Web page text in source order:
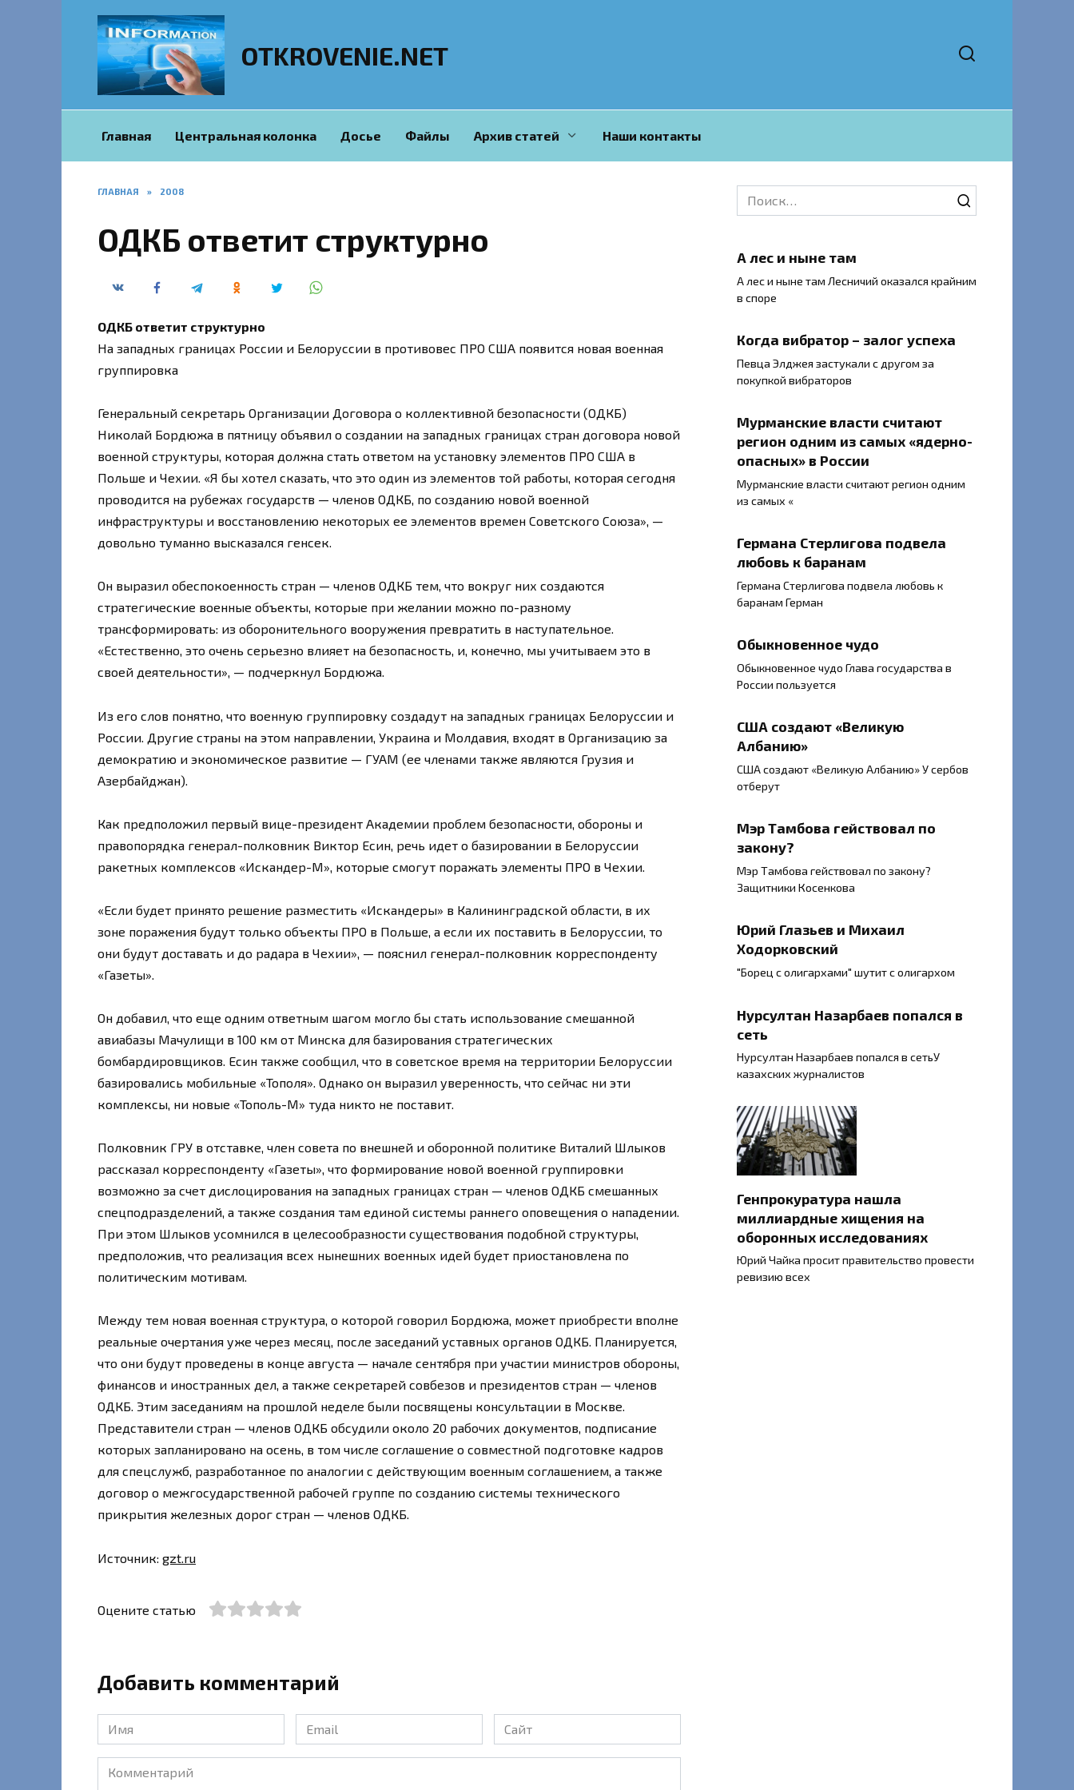
OTKROVENIE.NET
Главная Центральная колонка Досье Файлы Архив статей Наши контакты
ГЛАВНАЯ » 2008
ОДКБ ответит структурно
ОДКБ ответит структурно
На западных границах России и Белоруссии в противовес ПРО США появится новая военная
группировка
Генеральный секретарь Организации Договора о коллективной безопасности (ОДКБ)
Николай Бордюжа в пятницу объявил о создании на западных границах стран договора новой
военной структуры, которая должна стать ответом на установку элементов ПРО США в
Польше и Чехии. «Я бы хотел сказать, что это один из элементов той работы, которая сегодня
проводится на рубежах государств — членов ОДКБ, по созданию новой военной
инфраструктуры и восстановлению некоторых ее элементов времен Советского Союза», —
довольно туманно высказался генсек.
Он выразил обеспокоенность стран — членов ОДКБ тем, что вокруг них создаются
стратегические военные объекты, которые при желании можно по-разному
трансформировать: из оборонительного вооружения превратить в наступательное.
«Естественно, это очень серьезно влияет на безопасность, и, конечно, мы учитываем это в
своей деятельности», — подчеркнул Бордюжа.
Из его слов понятно, что военную группировку создадут на западных границах Белоруссии и
России. Другие страны на этом направлении, Украина и Молдавия, входят в Организацию за
демократию и экономическое развитие — ГУАМ (ее членами также являются Грузия и
Азербайджан).
Как предположил первый вице-президент Академии проблем безопасности, обороны и
правопорядка генерал-полковник Виктор Есин, речь идет о базировании в Белоруссии
ракетных комплексов «Искандер-М», которые смогут поражать элементы ПРО в Чехии.
«Если будет принято решение разместить «Искандеры» в Калининградской области, в их
зоне поражения будут только объекты ПРО в Польше, а если их поставить в Белоруссии, то
они будут доставать и до радара в Чехии», — пояснил генерал-полковник корреспонденту
«Газеты».
Он добавил, что еще одним ответным шагом могло бы стать использование смешанной
авиабазы Мачулищи в 100 км от Минска для базирования стратегических
бомбардировщиков. Есин также сообщил, что в советское время на территории Белоруссии
базировались мобильные «Тополя». Однако он выразил уверенность, что сейчас ни эти
комплексы, ни новые «Тополь-М» туда никто не поставит.
Полковник ГРУ в отставке, член совета по внешней и оборонной политике Виталий Шлыков
рассказал корреспонденту «Газеты», что формирование новой военной группировки
возможно за счет дислоцирования на западных границах стран — членов ОДКБ смешанных
спецподразделений, а также создания там единой системы раннего оповещения о нападении.
При этом Шлыков усомнился в целесообразности существования подобной структуры,
предположив, что реализация всех нынешних военных идей будет приостановлена по
политическим мотивам.
Между тем новая военная структура, о которой говорил Бордюжа, может приобрести вполне
реальные очертания уже через месяц, после заседаний уставных органов ОДКБ. Планируется,
что они будут проведены в конце августа — начале сентября при участии министров обороны,
финансов и иностранных дел, а также секретарей совбезов и президентов стран — членов
ОДКБ. Этим заседаниям на прошлой неделе были посвящены консультации в Москве.
Представители стран — членов ОДКБ обсудили около 20 рабочих документов, подписание
которых запланировано на осень, в том числе соглашение о совместной подготовке кадров
для спецслужб, разработанное по аналогии с действующим военным соглашением, а также
договор о межгосударственной рабочей группе по созданию системы технического
прикрытия железных дорог стран — членов ОДКБ.
Источник: gzt.ru
Оцените статью
Добавить комментарий
Имя
*
Email
*
Сайт
Комментарий
Search
for:
А лес и ныне там
А лес и ныне там Лесничий оказался крайним
в споре
Когда вибратор – залог успеха
Певца Элджея застукали с другом за
покупкой вибраторов
Мурманские власти считают
регион одним из самых «ядерно-
опасных» в России
Мурманские власти считают регион одним
из самых «
Германа Стерлигова подвела
любовь к баранам
Германа Стерлигова подвела любовь к
баранам Герман
Обыкновенное чудо
Обыкновенное чудо Глава государства в
России пользуется
США создают «Великую
Албанию»
США создают «Великую Албанию» У сербов
отберут
Мэр Тамбова гействовал по
закону?
Мэр Тамбова гействовал по закону?
Защитники Косенкова
Юрий Глазьев и Михаил
Ходорковский
"Борец с олигархами" шутит с олигархом
Нурсултан Назарбаев попался в
сеть
Нурсултан Назарбаев попался в сетьУ
казахских журналистов
Генпрокуратура нашла
миллиардные хищения на
оборонных исследованиях
Юрий Чайка просит правительство провести
ревизию всех